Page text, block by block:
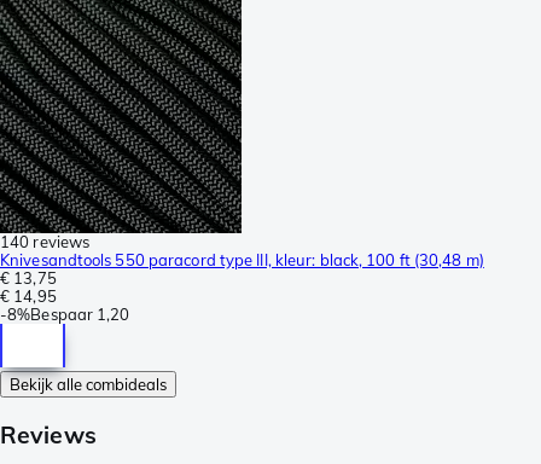
140 reviews
Knivesandtools 550 paracord type III, kleur: black, 100 ft (30,48 m)
€ 13,75
€ 14,95
-8%Bespaar 1,20
Bekijk alle combideals
Reviews